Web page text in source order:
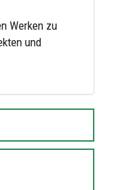
Werken zu
und